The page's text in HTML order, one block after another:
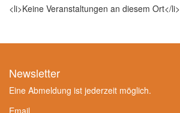
<li>Keine Veranstaltungen an diesem Ort</li>
Newsletter
Eine Abmeldung ist jederzeit möglich.
Email